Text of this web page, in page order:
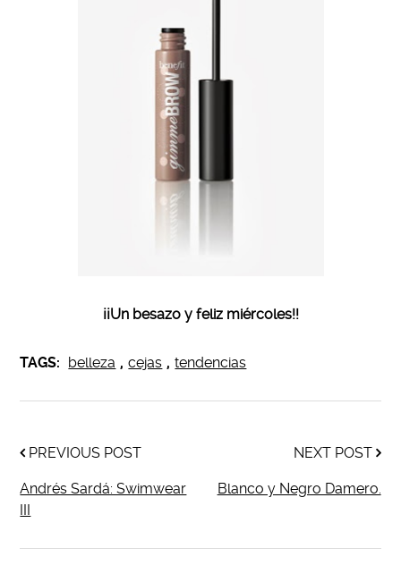
¡¡Un besazo y feliz miércoles!!
TAGS: belleza , cejas , tendencias
PREVIOUS POST
Andrés Sardá: Swimwear
NEXT POST
Blanco y Negro Damero.